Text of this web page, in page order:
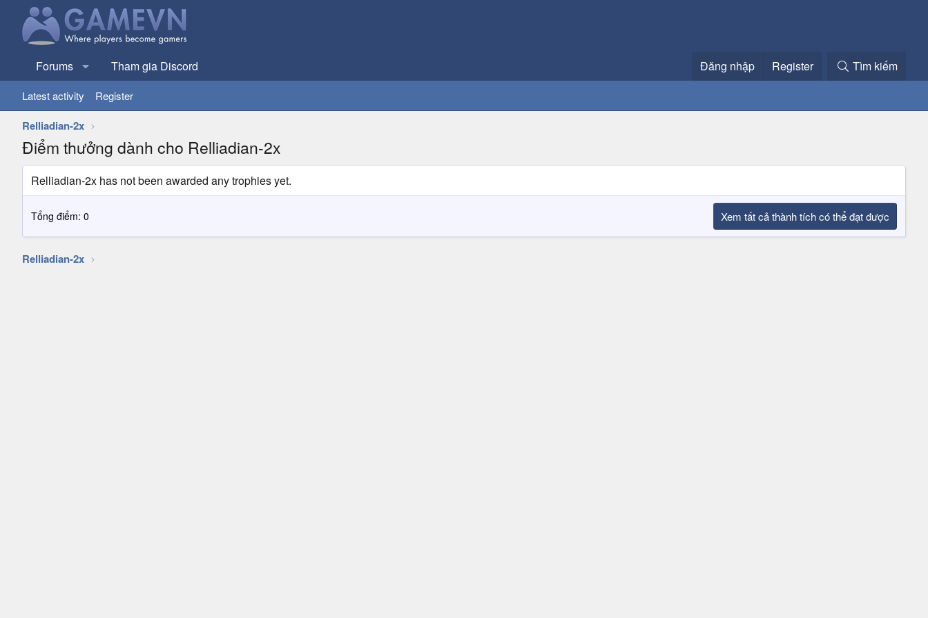
Forums Tham gia Discord Đăng nhập Register Tìm kiếm
Latest activity Register
Relliadian-2x
Điểm thưởng dành cho Relliadian-2x
Relliadian-2x has not been awarded any trophies yet.
Tổng điểm: 0 Xem tất cả thành tích có thể đạt được
Relliadian-2x